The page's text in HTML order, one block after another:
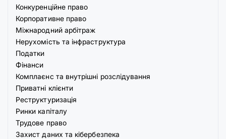
Конкуренційне право
Корпоративне право
Міжнародний арбітраж
Нерухомість та інфраструктура
Податки
Фінанси
Комплаєнс та внутрішні розслідування
Приватні клієнти
Реструктуризація
Ринки капіталу
Трудове право
Захист даних та кібербезпека